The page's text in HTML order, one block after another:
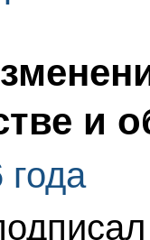
и